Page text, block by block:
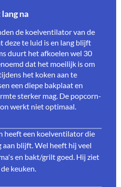
na
de koelventilator van de
deze te luid is en lang blijft
duurt het afkoelen wel 30
dat het moeilijk is om
het koken aan te
een diepe bakplaat en
sterker mag. De popcorn-
werkt niet optimaal.
heeft een koelventilator die
aan blijft. Wel heeft hij veel
en bakt/grilt goed. Hij ziet
keuken.